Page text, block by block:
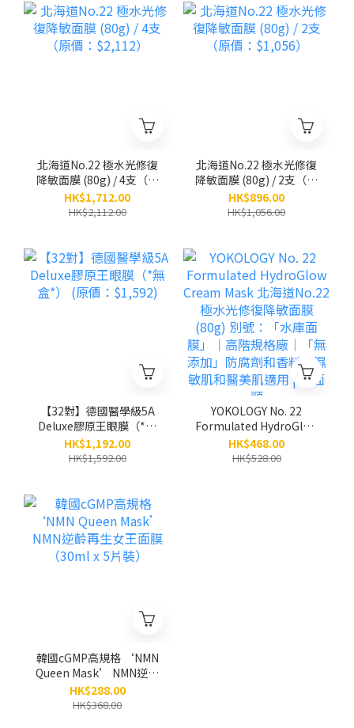
北海道No.22 極水光修復
降敏面膜 (80g) / 4支（原
價：$2,112）
HK$1,712.00
HK$2,112.00
北海道No.22 極水光修復
降敏面膜 (80g) / 2支（原
價：$1,056）
HK$896.00
HK$1,056.00
【32對】德國醫學級5A
Deluxe膠原王眼膜（*無
盒*） (原價：$1,592)
HK$1,192.00
HK$1,592.00
YOKOLOGY No. 22
Formulated HydroGlow
Cream Mask 北海道
No.22 極水光修復降敏面
HK$468.00
HK$528.00
韓國cGMP高規格 ‘NMN
Queen Mask’ NMN逆齡
再生女王面膜（30ml x 5
片裝）
HK$288.00
HK$368.00